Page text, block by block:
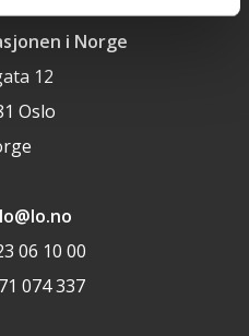
i Norge
12
Oslo
lo@lo.no
06 10 00
074 337